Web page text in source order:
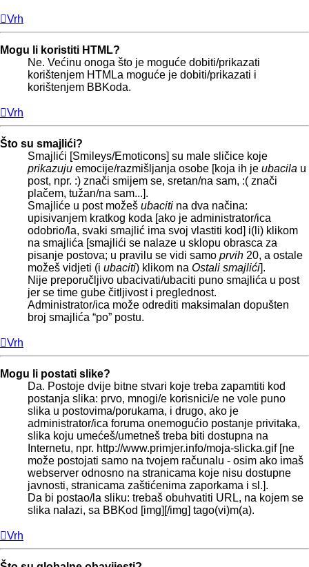
Vrh
Mogu li koristiti HTML?
Ne. Većinu onoga što je moguće dobiti/prikazati
korištenjem HTMLa moguće je dobiti/prikazati i
korištenjem BBKoda.
Vrh
Što su smajlići?
Smajlići [Smileys/Emoticons] su male sličice koje
prikazuju emocije/razmišljanja osobe [koja ih je ubacila u
post, npr. :) znači smijem se, sretan/na sam, :( znači
plačem, tužan/na sam...].
Smajliće u post možeš ubaciti na dva načina:
upisivanjem kratkog koda [ako je administrator/ica
odobrio/la, svaki smajlić ima svoj vlastiti kod] i(li) klikom
na smajlića [smajlići se nalaze u sklopu obrasca za
pisanje postova; u pravilu se vidi samo prvih 20, a ostale
možeš vidjeti (i ubaciti) klikom na Ostali smajlići].
Nije preporučljivo ubacivati/ubaciti puno smajlića u post
jer se time gube čitljivost i preglednost.
Administrator/ica može odrediti maksimalan dopušten
broj smajlića “po” postu.
Vrh
Mogu li postati slike?
Da. Postoje dvije bitne stvari koje treba zapamtiti kod
postanja slika: prvo, mnogi/e korisnici/e ne vole puno
slika u postovima/porukama, i drugo, ako je
administrator/ica foruma onemogućio postanje privitaka,
slika koju umećeš/umetneš treba biti dostupna na
Internetu, npr. http://www.primjer.info/moja-slicka.gif [ne
može postojati samo na tvojem računalu - osim ako imaš
webserver odnosno na stranicama koje nisu dostupne
javnosti, stranicama zaštićenima zaporkama i sl.].
Da bi postao/la sliku: trebaš obuhvatiti URL, na kojem se
slika nalazi, sa BBKod [img][/img] tago(vi)m(a).
Vrh